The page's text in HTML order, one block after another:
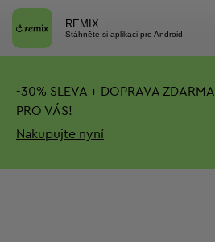
REMIX
Stáhněte si aplikaci pro Android
-30% SLEVA + DOPRAVA ZDARMA
PRO VÁS!
Nakupujte nyní